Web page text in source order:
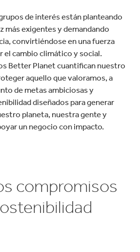
de interés están planteando
más exigentes y demandando
convirtiéndose en una fuerza
el cambio climático y social.
Better Planet cuantifican nuestro
aquello que valoramos, a
de metas ambiciosas y
diseñados para generar
planeta, nuestra gente y
un negocio con impacto.
compromisos